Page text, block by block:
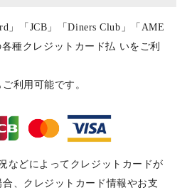
」「JCB」「Diners Club」「AME
種クレジットカード払 いをご利
利用可能です。
などによってクレジットカードが
、クレジットカード情報やお支